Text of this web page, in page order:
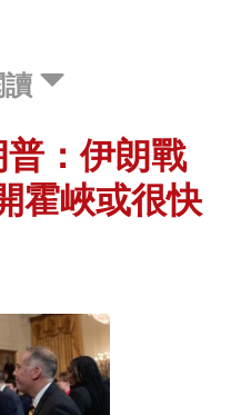
：伊朗戰
霍峽或很快